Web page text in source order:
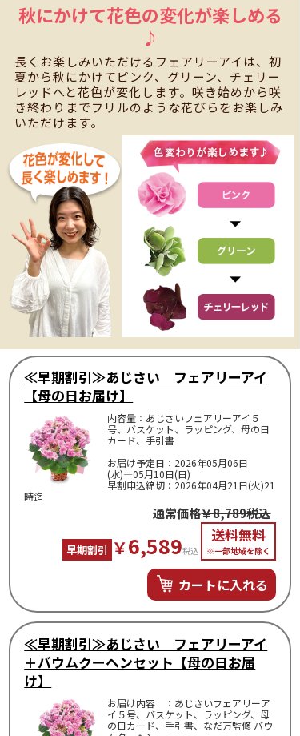
秋にかけて花色の変化が楽しめる
♪
長くお楽しみいただけるフェアリーアイは、初
夏から秋にかけてピンク、グリーン、チェリー
レッドへと花色が変化します。咲き始めから咲
き終わりまでフリルのような花びらをお楽しみ
いただけます。
≪早期割引≫あじさい フェアリーアイ
【母の日お届け】
内容量：あじさいフェアリーアイ５
号、バスケット、ラッピング、母の日
カード、手引書
お届け予定日：2026年05月06日
(水)―05月10日(日)
早割申込締切：2026年04月21日(火)21
時迄
通常価格￥8,789税込
早期割引 ￥6,589税込
送料無料
※一部地域を除く
カートに入れる
≪早期割引≫あじさい フェアリーアイ
＋バウムクーヘンセット【母の日お届
け】
お届け内容 ：あじさいフェアリーア
イ５号、バスケット、ラッピング、母
の日カード、手引書、なだ万監修 バウ